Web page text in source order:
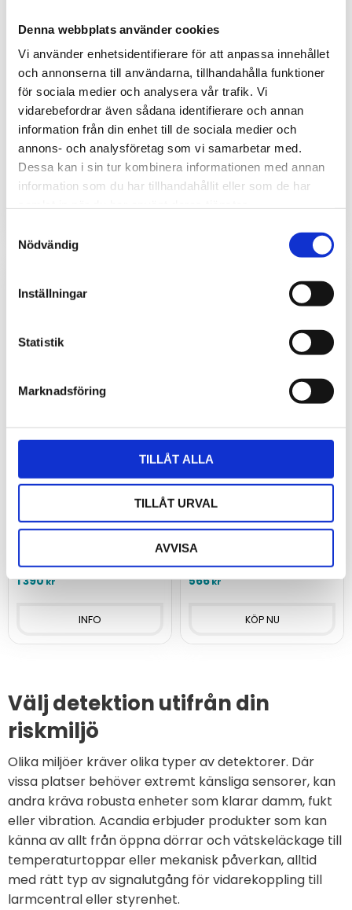
Denna webbplats använder cookies
Vi använder enhetsidentifierare för att anpassa innehållet
och annonserna till användarna, tillhandahålla funktioner
för sociala medier och analysera vår trafik. Vi
vidarebefordrar även sådana identifierare och annan
information från din enhet till de sociala medier och
annons- och analysföretag som vi samarbetar med.
Dessa kan i sin tur kombinera informationen med annan
information som du har tillhandahållit eller som de har
Nödvändig
Inställningar
Statistik
Marknadsföring
TILLÅT ALLA
TILLÅT URVAL
AVVISA
Vattenläckagelarm
med reläutgång och
summer WLD-ECHO
set
Vattenläckagelarm med
sensokable, summer och
reläutgång som varnar även
vid små mängder vatten.
3 090kr
Vattenläckagelarm
med sensor- och
anslutningskabel
Översvämningslarm med
summer och reläutgång,
levereras med sensorkabel
och 3 m anslutningskabel.
2 270kr
INFO
med summer och
reläutgång (utan
Översvämningslarm med
1 390kr
INFO
Vattenläckagevakt
Vattenläckagevakt för
väggmontage som larmar
när vatten stiger upp till
elektroderna.
566kr
Välj detektion utifrån din
riskmiljö
Olika miljöer kräver olika typer av detektorer. Där
vissa platser behöver extremt känsliga sensorer, kan
andra kräva robusta enheter som klarar damm, fukt
eller vibration. Acandia erbjuder produkter som kan
känna av allt från öppna dörrar och vätskeläckage till
temperaturtoppar eller mekanisk påverkan, alltid
med rätt typ av signalutgång för vidarekoppling till
larmcentral eller styrenhet.